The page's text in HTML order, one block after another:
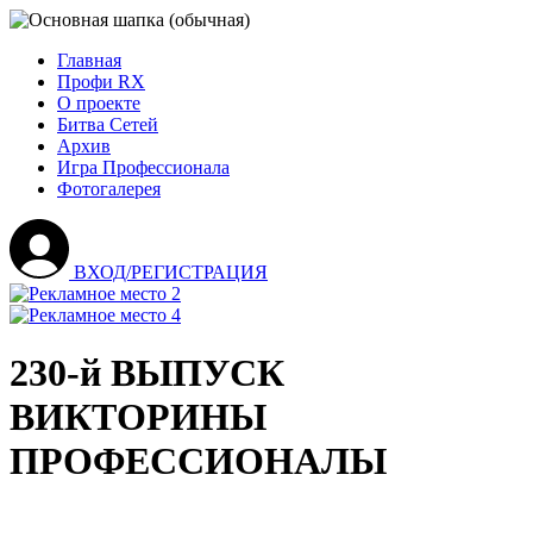
Главная
Профи RX
О проекте
Битва Сетей
Архив
Игра Профессионала
Фотогалерея
ВХОД/РЕГИСТРАЦИЯ
230-й ВЫПУСК
ВИКТОРИНЫ
ПРОФЕССИОНАЛЫ